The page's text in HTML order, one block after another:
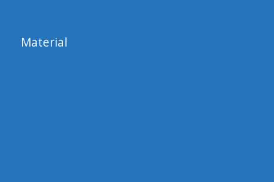
Material